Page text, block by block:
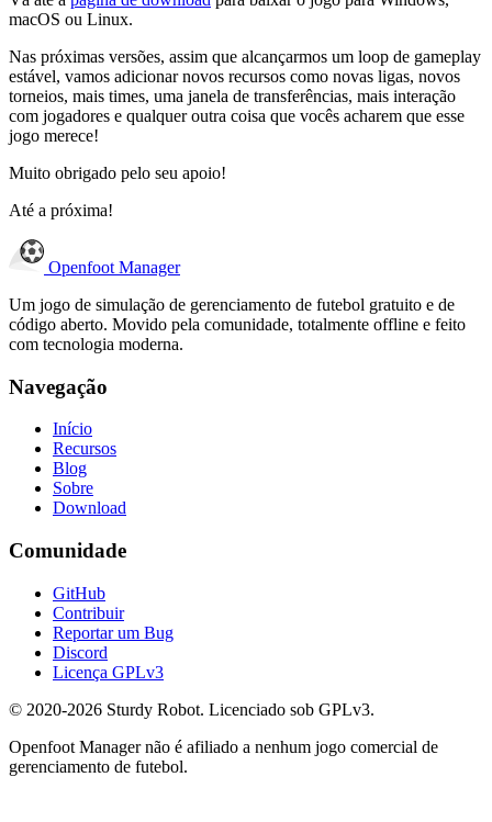
macOS ou Linux.
Nas próximas versões, assim que alcançarmos um loop de gameplay
estável, vamos adicionar novos recursos como novas ligas, novos
torneios, mais times, uma janela de transferências, mais interação
com jogadores e qualquer outra coisa que vocês acharem que esse
jogo merece!
Muito obrigado pelo seu apoio!
Até a próxima!
Openfoot Manager
Um jogo de simulação de gerenciamento de futebol gratuito e de
código aberto. Movido pela comunidade, totalmente offline e feito
com tecnologia moderna.
Navegação
Início
Recursos
Blog
Sobre
Download
Comunidade
GitHub
Contribuir
Reportar um Bug
Discord
Licença GPLv3
© 2020-2026 Sturdy Robot. Licenciado sob GPLv3.
Openfoot Manager não é afiliado a nenhum jogo comercial de
gerenciamento de futebol.